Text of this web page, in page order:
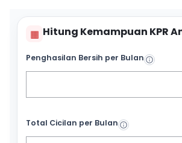
▦ Hitung Kemampuan KPR
Penghasilan Bersih per Bulan
Total Cicilan per Bulan